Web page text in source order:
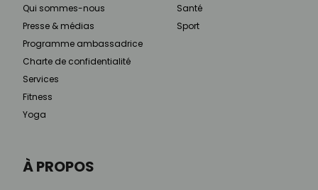
À PROPOS
Qui sommes-nous
Presse & médias
Programme ambassadrice
Charte de confidentialité
Services
Fitness
Yoga
Santé
Sport